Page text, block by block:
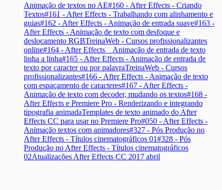
Animação de textos no AE#160 - After Effects - Criando
Textos#161 - After Effects - Trabalhando com alinhamento e
guias#162 - After Effects - Animação de entrada suave#163 -
After Effects - Animação de texto com desfoque e
deslocamento RGBTreinaWeb - Cursos profissionalizantes
online#164 - After Effects _ Animação de entrada de texto
linha a linha#165 - After Effects - Animação de entrada de
texto por caracter ou por palavraTreinaWeb - Cursos
profissionalizantes#166 - After Effects - Animação de texto
com espaçamento de caracteres#167 - After Effects -
Animação de texto com decoder, mudando os textos#168 -
After Effects e Premiere Pro - Renderizando e integrando
tipografia animadaTemplates de texto animado do After
Effects CC para usar no Premiere Pro#050 - After Effects -
Animação textos com animadores#327 - Pós Produção no
After Effects - Títulos cinematográficos 01#328 - Pós
Produção no After Effects - Títulos cinematográficos
02Atualizações After Effects CC 2017 abril